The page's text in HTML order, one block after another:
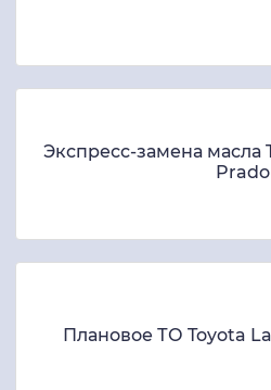
Экспресс-замена масла
Prado
Плановое ТО Toyota